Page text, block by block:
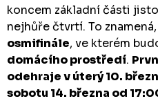
koncem základní části
nejhůře čtvrtí. To
osmifinále, ve kterém
domácího prostředí.
odehraje v úterý 10.
sobotu 14. března od